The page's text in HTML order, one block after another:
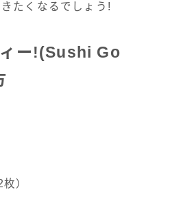
たくなるでしょう!
ー!(Sushi Go
）